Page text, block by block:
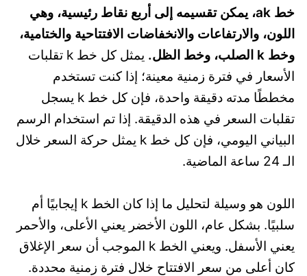
خط ak، يمكن تقسيمه إلى أربع نقاط رئيسية، وهي
اللون، والارتفاعات والانخفاضات الافتتاحية والختامية،
وخط k الصلب، وخط الظل.
يمثل كل خط k تقلبات
الأسعار في فترة زمنية معينة؛ إذا كنت تستخدم
مخططًا مدته دقيقة واحدة، فإن كل خط k يسجل
تقلبات السعر في هذه الدقيقة. إذا تم استخدام الرسم
البياني اليومي، فإن كل خط k يمثل حركة السعر خلال
الـ 24 ساعة الماضية.
اللون هو وسيلة لتحليل ما إذا كان الخط k إيجابيًا أم
سلبيًا. بشكل عام، اللون الأخضر يعني الأعلى، والأحمر
يعني الأسفل. ويعني الخط k الموجب أن سعر الإغلاق
كان أعلى من سعر الافتتاح خلال فترة زمنية محددة.